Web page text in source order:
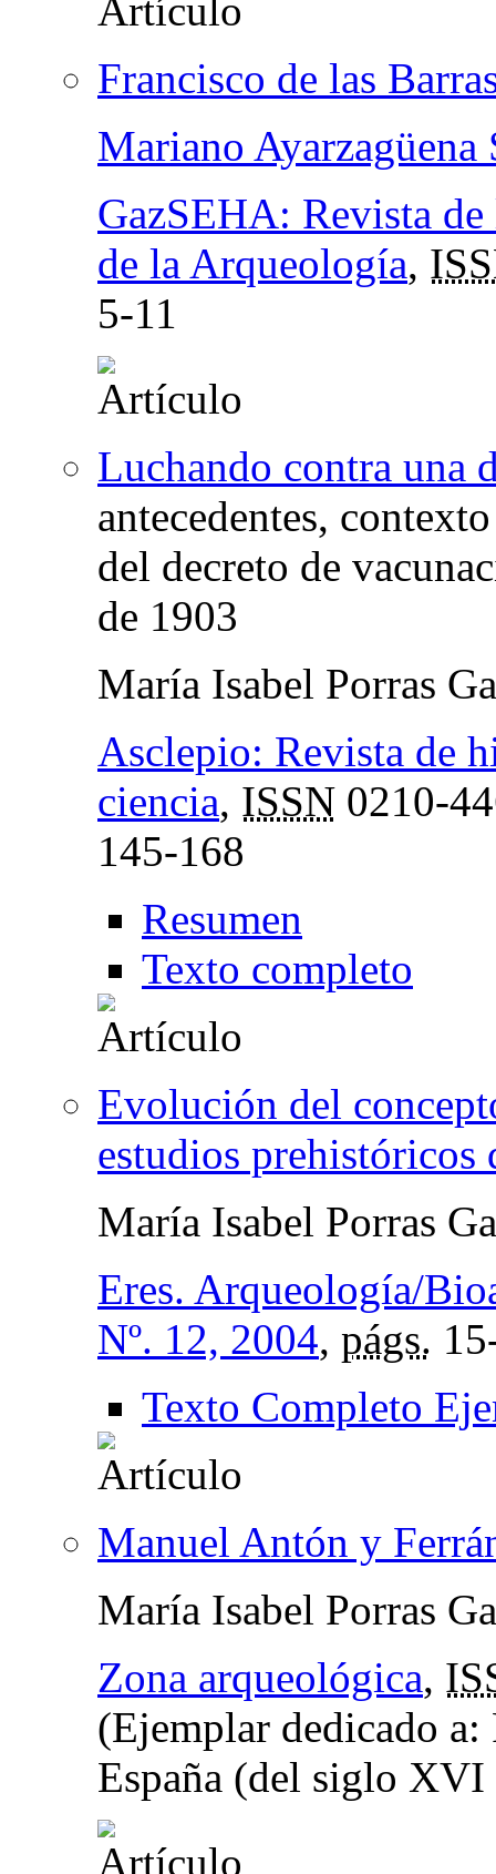
Francisco de las
Mariano Ayarzagüena
GazSEHA: Revista
de la Arqueología,
5-11
Luchando contra una
antecedentes,
del decreto de
de 1903
María Isabel Porras
Asclepio: Revista de
ciencia, ISSN 0210-
145-168
Resumen
Texto completo
Evolución del
estudios prehistóricos
María Isabel Porras
Eres. Arqueología/
Nº. 12, 2004, págs.
Texto Completo
Manuel Antón y
María Isabel Porras
Zona arqueológica,
(Ejemplar dedicado
España (del siglo